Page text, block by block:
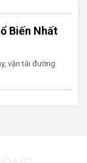
Biến Nhất
vận tải đường